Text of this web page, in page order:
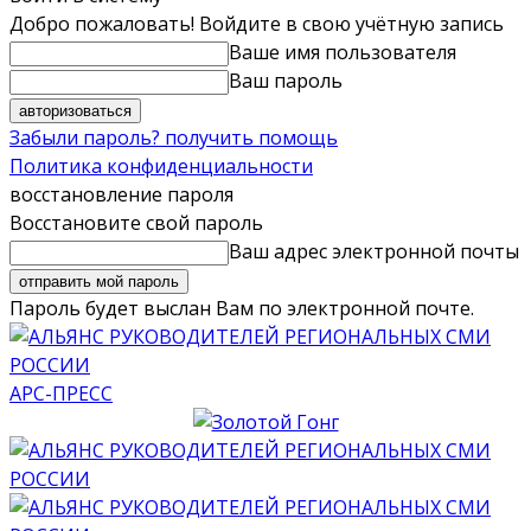
Добро пожаловать! Войдите в свою учётную запись
Ваше имя пользователя
Ваш пароль
Забыли пароль? получить помощь
Политика конфиденциальности
восстановление пароля
Восстановите свой пароль
Ваш адрес электронной почты
Пароль будет выслан Вам по электронной почте.
АРС-ПРЕСС